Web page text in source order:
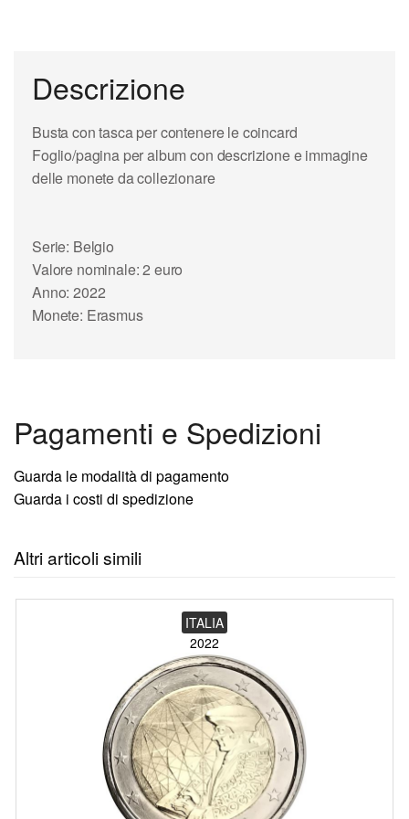
Descrizione
Busta con tasca per contenere le coincard
Foglio/pagina per album con descrizione e immagine
delle monete da collezionare
Serie: Belgio
Valore nominale: 2 euro
Anno: 2022
Monete: Erasmus
Pagamenti e Spedizioni
Guarda le modalità di pagamento
Guarda i costi di spedizione
Altri articoli simili
ITALIA
2022